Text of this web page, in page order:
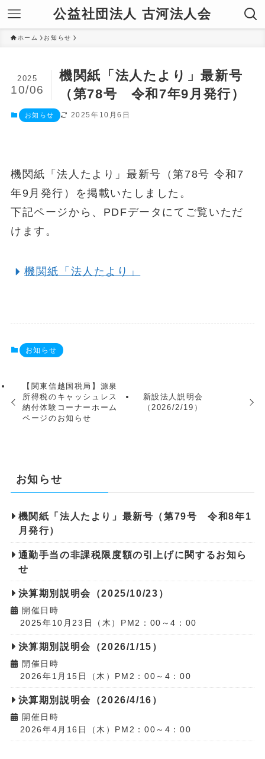
公益社団法人 古河法人会
ホーム お知らせ
機関紙「法人たより」最新号
（第78号 令和7年9月発行）
2025
10/06
お知らせ 2025年10月6日
機関紙「法人たより」最新号（第78号 令和7
年9月発行）を掲載いたしました。
下記ページから、PDFデータにてご覧いただ
けます。
機関紙「法人たより」
お知らせ
【関東信越国税局】源泉
所得税のキャッシュレス
納付体験コーナーホーム
ページのお知らせ
新設法人説明会
（2026/2/19）
お知らせ
機関紙「法人たより」最新号（第79号 令和8年1
月発行）
通勤手当の非課税限度額の引上げに関するお知ら
せ
決算期別説明会（2025/10/23）
開催日時
2025年10月23日（木）PM2：00～4：00
決算期別説明会（2026/1/15）
開催日時
2026年1月15日（木）PM2：00～4：00
決算期別説明会（2026/4/16）
開催日時
2026年4月16日（木）PM2：00～4：00